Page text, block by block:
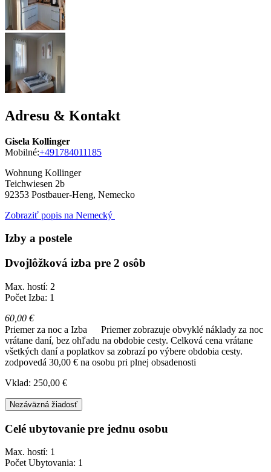
Adresu & Kontakt
Gisela Kollinger
Mobilné:+491784011185
Wohnung Kollinger
Teichwiesen 2b
92353 Postbauer-Heng, Nemecko
Zobraziť popis na Nemecký
Izby a postele
Dvojlôžková izba pre 2 osôb
Max. hostí: 2
Počet Izba: 1
60,00 €
Priemer za noc a Izba
Priemer zobrazuje obvyklé náklady za noc
vrátane daní, bez ohľadu na obdobie cesty. Celková cena vrátane
všetkých daní a poplatkov sa zobrazí po výbere obdobia cesty.
zodpovedá 30,00 € na osobu pri plnej obsadenosti
Vklad: 250,00 €
Nezáväzná žiadosť
Celé ubytovanie pre jednu osobu
Max. hostí: 1
Počet Ubytovania: 1